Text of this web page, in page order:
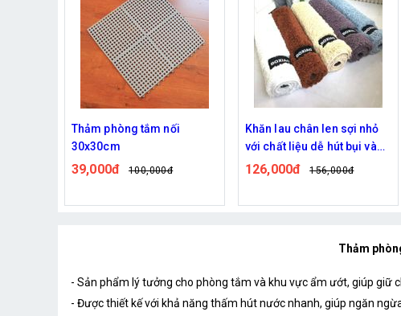
Thảm phòng tắm nối
30x30cm
39,000đ 100,000đ
Khăn lau chân len sợi nhỏ
với chất liệu dễ hút bụi và
giúp trang trí ngôi nhà của
126,000đ 156,000đ
Thảm
- Sản phẩm lý tưởng cho phòng tắm và khu vực ẩm ướt, giúp giữ
- Được thiết kế với khả năng thấm hút nước nhanh, giúp ngăn